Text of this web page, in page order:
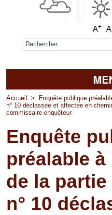
A+ A
Formulaire de recherche
Accueil
La mairie
Découvrir Pierrefitte
Vie pratique
Vos professionnels
Loisirs
Accueil >
Enquête publique
n° 10 déclassée et affectée en
commissaire-enquêteur
Enquête
préalable
de la partie
n° 10